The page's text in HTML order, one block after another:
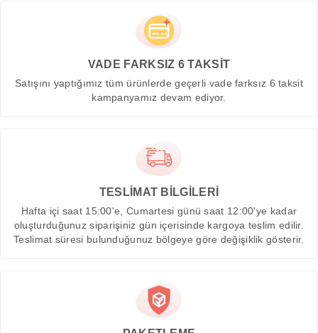
VADE FARKSIZ 6 TAKSİT
Satışını yaptığımız tüm ürünlerde geçerli vade farksız 6 taksit
kampanyamız devam ediyor.
TESLİMAT BİLGİLERİ
Hafta içi saat 15:00'e, Cumartesi günü saat 12:00'ye kadar
oluşturduğunuz siparişiniz gün içerisinde kargoya teslim edilir.
Teslimat süresi bulunduğunuz bölgeye göre değişiklik gösterir.